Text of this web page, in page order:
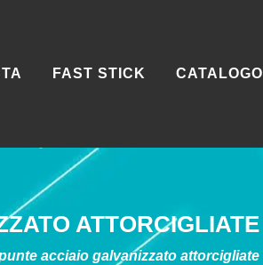
FAST STICK CATALOGO
ATTORCIGLIATE
acciaio galvanizzato attorcigliate